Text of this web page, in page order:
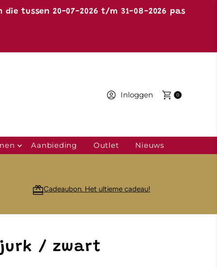
tussen 20-07-2026 t/m 31-08-2026 pas
Inloggen 0
Aanbieding Outlet Nieuws
Cadeaubon. Het ultieme cadeau!
/ zwart